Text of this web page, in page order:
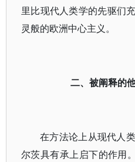
里比现代人类学的先驱们
灵般的欧洲中心主义。
二、被阐释的
在方法论上从现代人
尔茨具有承上启下的作用